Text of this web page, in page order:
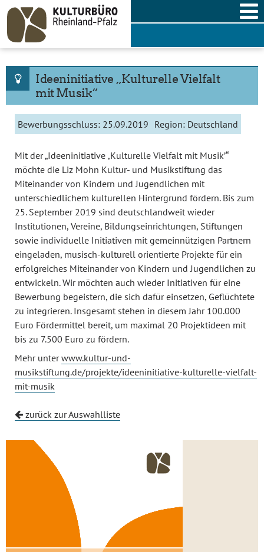
Skip
content
Ideeninitiative „Kulturelle Vielfalt
mit Musik“
Bewerbungsschluss: 25.09.2019 Region: Deutschland
Mit der „Ideeninitiative ,Kulturelle Vielfalt mit Musik’“
möchte die Liz Mohn Kultur- und Musikstiftung das
Miteinander von Kindern und Jugendlichen mit
unterschiedlichem kulturellen Hintergrund fördern. Bis zum
25. September 2019 sind deutschlandweit wieder
Institutionen, Vereine, Bildungseinrichtungen, Stiftungen
sowie individuelle Initiativen mit gemeinnützigen Partnern
eingeladen, musisch-kulturell orientierte Projekte für ein
erfolgreiches Miteinander von Kindern und Jugendlichen zu
entwickeln. Wir möchten auch wieder Initiativen für eine
Bewerbung begeistern, die sich dafür einsetzen, Geflüchtete
zu integrieren. Insgesamt stehen in diesem Jahr 100.000
Euro Fördermittel bereit, um maximal 20 Projektideen mit
bis zu 7.500 Euro zu fördern.
Mehr unterwww.kultur-und-
musikstiftung.de/projekte/ideeninitiative-kulturelle-vielfalt-
mit-musik
zurück zur Auswahlliste